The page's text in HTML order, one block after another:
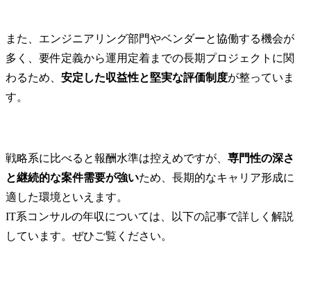
また、エンジニアリング部門やベンダーと協働する機会が
多く、要件定義から運用定着までの長期プロジェクトに関
わるため、 安定した収益性と堅実な評価制度が整っていま
す。
戦略系に比べると報酬水準は控えめですが、 専門性の深さ
と継続的な案件需要が強いため、長期的なキャリア形成に
適した環境といえます。
IT系コンサルの年収については、以下の記事で詳しく解説
しています。ぜひご覧ください。